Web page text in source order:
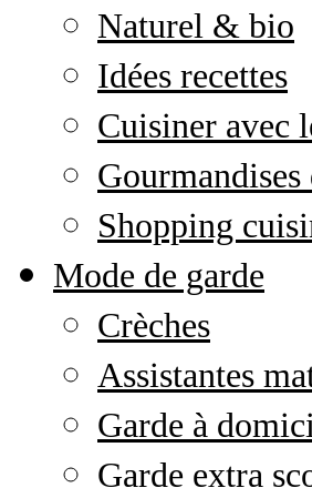
Naturel & bio
Idées recettes
Cuisiner avec
Gourmandises
Shopping
Mode de garde
Crèches
Assistantes
Garde à
Garde extra